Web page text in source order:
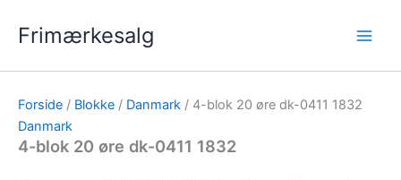
Frimærkesalg
Forside / Blokke / Danmark / 4-blok 20 øre dk-0411 1832
Danmark
4-blok 20 øre dk-0411 1832